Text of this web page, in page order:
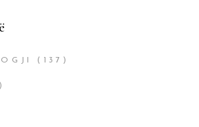
(137)